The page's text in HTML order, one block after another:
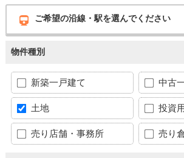
ご希望の沿線・駅を選んでください
物件種別
新築一戸建て 中古
土地 投資
売り店舗・事務所 売り